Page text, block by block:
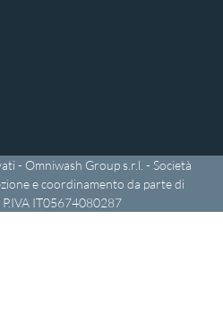
- Omniwash Group s.r.l. - Società
e coordinamento da parte di
P.IVA IT05674080287